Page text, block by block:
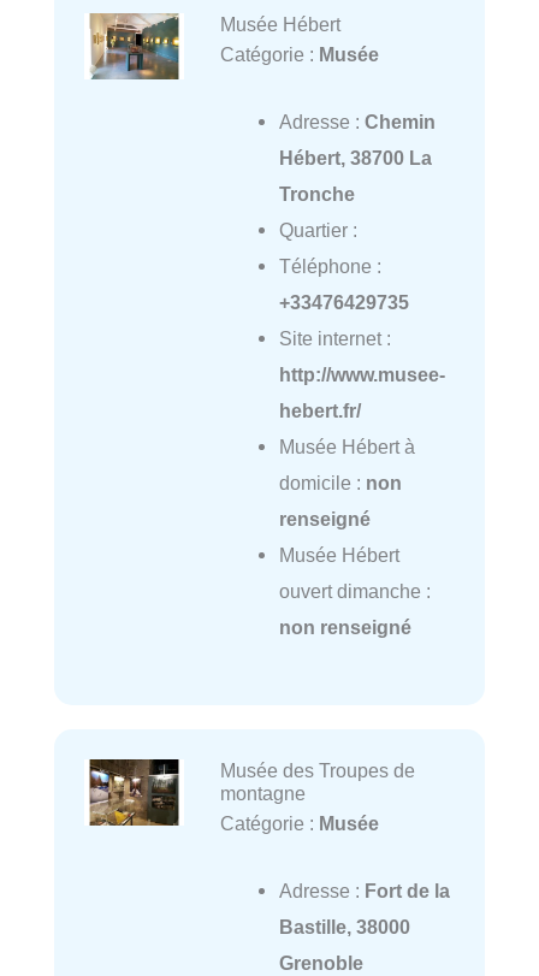
Musée Hébert
Catégorie : Musée
Adresse : Chemin
Hébert, 38700 La
Tronche
Quartier :
Téléphone :
+33476429735
Site internet :
http://www.musee-
hebert.fr/
Musée Hébert à
domicile : non
renseigné
Musée Hébert
ouvert dimanche :
non renseigné
Musée des Troupes de
montagne
Catégorie : Musée
Adresse : Fort de la
Bastille, 38000
Grenoble